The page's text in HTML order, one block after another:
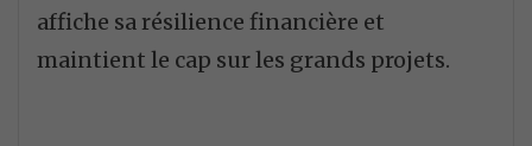
affiche sa résilience financière et
maintient le cap sur les grands projets.